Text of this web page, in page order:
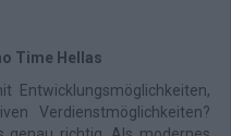
Time Hellas
Entwicklungsmöglichkeiten,
Verdienstmöglichkeiten?